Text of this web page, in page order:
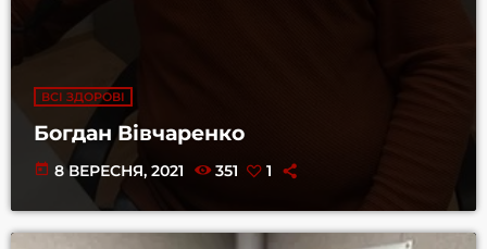
ВСІ ЗДОРОВІ
Богдан Вівчаренко
today 8 ВЕРЕСНЯ, 2021 351 1